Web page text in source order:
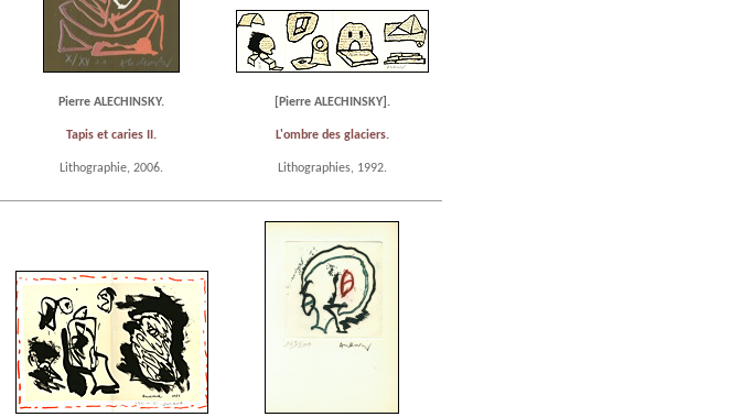
Pierre ALECHINSKY.
Tapis et caries II.
Lithographie, 2006.
[Pierre ALECHINSKY].
L'ombre des glaciers.
Lithographies, 1992.